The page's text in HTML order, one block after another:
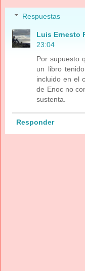
Respuestas
Luis Ernesto
23:04
Por supuesto
un libro
incluido en el
de Enoc no
sustenta.
Responder